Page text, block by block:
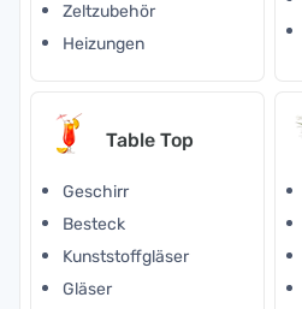
Zeltzubehör
Heizungen
Table Top
Geschirr
Besteck
Kunststoffgläser
Gläser